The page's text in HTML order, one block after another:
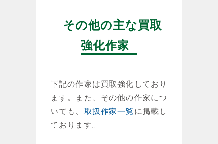
その他の主な買取
強化作家
下記の作家は買取強化しており
ます。また、その他の作家につ
いても、 取扱作家一覧 に掲載し
ております。